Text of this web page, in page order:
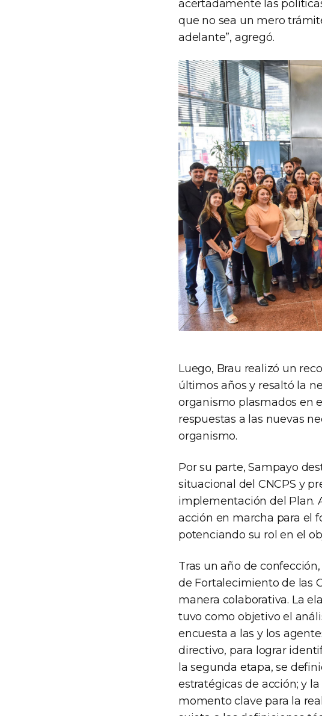
acertadamente las
que no sea un mero
adelante”, agregó.
Luego, Brau realizó un
últimos años y resaltó la
organismo plasmados en
respuestas a las nuevas
organismo.
Por su parte, Sampayo
situacional del CNCPS y
implementación del Plan.
acción en marcha para el
potenciando su rol en el
Tras un año de
de Fortalecimiento de las
manera colaborativa. La
tuvo como objetivo el
encuesta a las y los
directivo, para lograr
la segunda etapa, se
estratégicas de acción; y
momento clave para la